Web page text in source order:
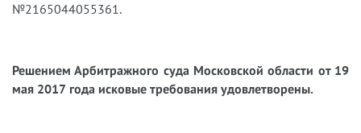
№2165044055361.
Решением Арбитражного суда Московской области от 19
мая 2017 года исковые требования удовлетворены.